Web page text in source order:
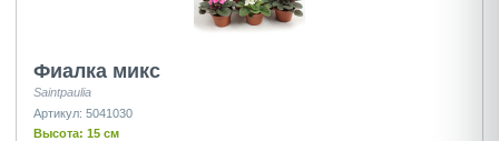
Фиалка микс
Saintpaulia
Артикул: 5041030
Высота: 15 см